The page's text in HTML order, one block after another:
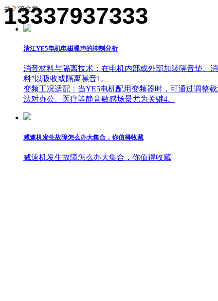
13337937333
共2 篇文章
清江YE5电机电磁噪声的抑制分析
消音材料与隔离技术：在电机内部或外部加装隔音垫、
料”以吸收或隔离噪音1。
变频工况适配：当YE5电机配用变频器时，可通过调整
法对办公、医疗等静音敏感场景尤为关键4。
减速机发生故障怎么办大集合，你值得收藏
减速机发生故障怎么办大集合，你值得收藏